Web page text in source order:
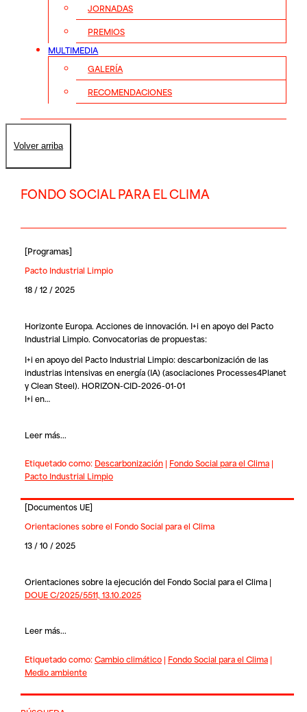
JORNADAS
PREMIOS
MULTIMEDIA
GALERÍA
RECOMENDACIONES
Volver arriba
FONDO SOCIAL PARA EL CLIMA
[Programas]
Pacto Industrial Limpio
18 / 12 / 2025
Horizonte Europa. Acciones de innovación. I+i en apoyo del Pacto
Industrial Limpio. Convocatorias de propuestas:
I+i en apoyo del Pacto Industrial Limpio: descarbonización de las
industrias intensivas en energía (IA) (asociaciones Processes4Planet
y Clean Steel). HORIZON-CID-2026-01-01
I+i en…
Leer más...
Etiquetado como: Descarbonización| Fondo Social para el Clima|
Pacto Industrial Limpio
[Documentos UE]
Orientaciones sobre el Fondo Social para el Clima
13 / 10 / 2025
Orientaciones sobre la ejecución del Fondo Social para el Clima |
DOUE C/2025/5511, 13.10.2025
Leer más...
Etiquetado como:Cambio climático| Fondo Social para el Clima|
Medio ambiente